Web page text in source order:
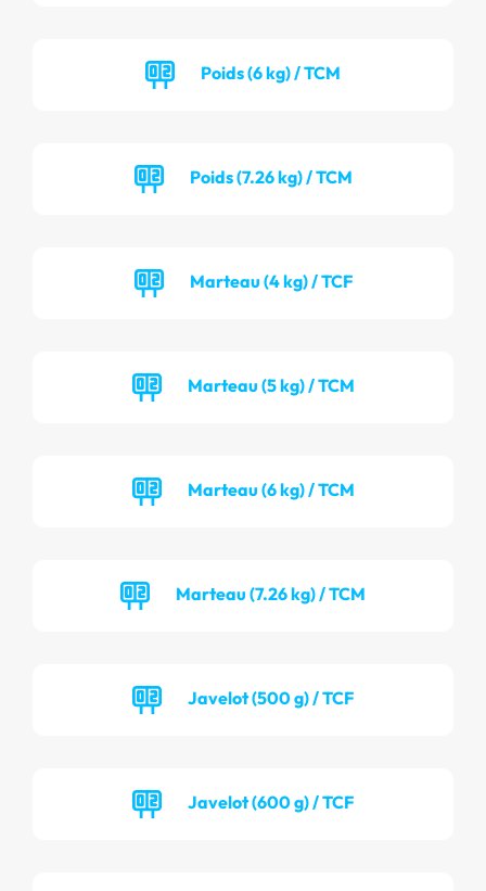
Poids (6 kg) / TCM
Poids (7.26 kg) / TCM
Marteau (4 kg) / TCF
Marteau (5 kg) / TCM
Marteau (6 kg) / TCM
Marteau (7.26 kg) / TCM
Javelot (500 g) / TCF
Javelot (600 g) / TCF